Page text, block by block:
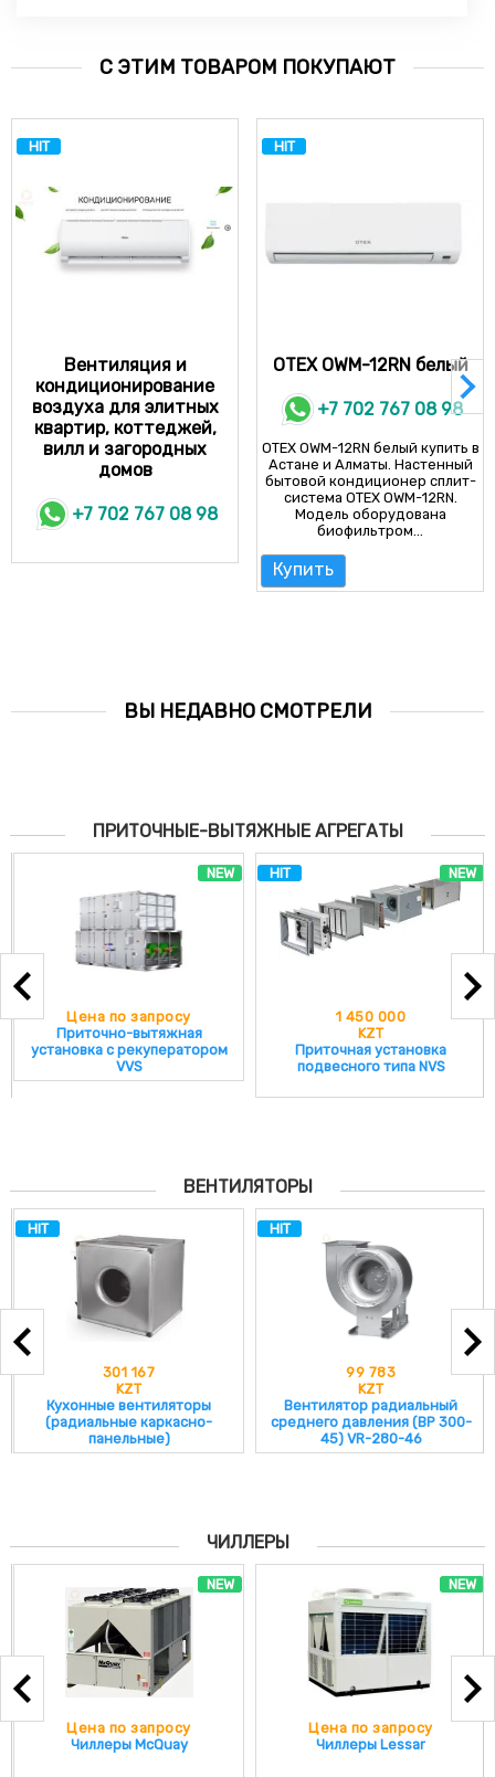
С ЭТИМ ТОВАРОМ ПОКУПАЮТ
HIT
Вентиляция и
кондиционирование
воздуха для элитных
квартир, коттеджей,
вилл и загородных
домов
+7 702 767 08 98
HIT
OTEX OWM-12RN белый
+7 702 767 08 98
OTEX OWM-12RN белый купить в
Астане и Алматы. Настенный
бытовой кондиционер сплит-
система OTEX OWM-12RN.
Модель оборудована
биофильтром...
Купить
ВЫ НЕДАВНО СМОТРЕЛИ
ПРИТОЧНЫЕ-ВЫТЯЖНЫЕ АГРЕГАТЫ
NEW
1 450 000
KZT
Приточная установка
подвесного типа NVS
Цена по запросу
Приточная установка N-TYPE
NVS
ВЕНТИЛЯТОРЫ
HIT
301 167
KZT
Кухонные вентиляторы
(радиальные каркасно-
панельные)
HIT
99 783
KZT
Вентилятор радиальный
среднего давления (ВР 300-
45) VR-280-46
ЧИЛЛЕРЫ
NEW
Цена по запросу
Чиллеры McQuay
NEW
Цена по запросу
Чиллеры Lessar